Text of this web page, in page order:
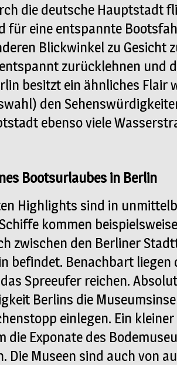
die deutsche Hauptstadt
für eine entspannte
Blickwinkel zu Gesicht
zurücklehnen und
besitzt ein ähnliches Flair
den
ebenso viele
Bootsurlaubes in Berlin
Highlights sind in
kommen
zwischen den Berliner
befindet. Benachbart liegen
Spreeufer reichen.
Berlins die
einlegen. Ein
die Exponate des
Die Museen sind auch von